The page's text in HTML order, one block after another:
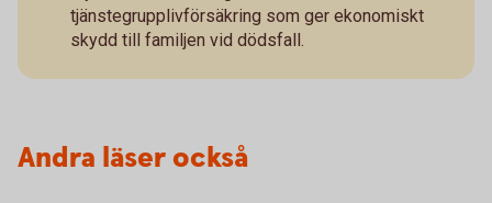
tjänstegrupplivförsäkring som ger ekonomiskt
skydd till familjen vid dödsfall.
Andra läser också